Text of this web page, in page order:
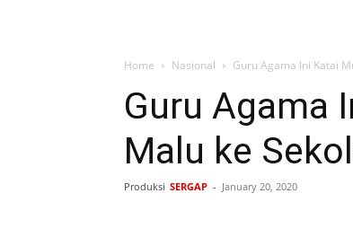
Home Nasional Guru Agama Ini Katai
Guru Agama
Malu ke
Produksi SERGAP - January 20, 2020